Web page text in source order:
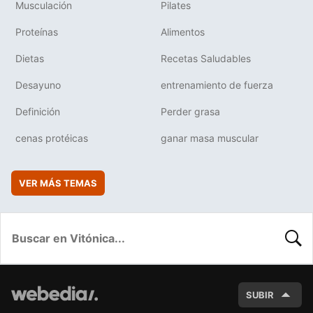
Musculación Pilates
Proteínas Alimentos
Dietas Recetas Saludables
Desayuno entrenamiento de fuerza
Definición Perder grasa
cenas protéicas ganar masa muscular
VER MÁS TEMAS
SUBIR